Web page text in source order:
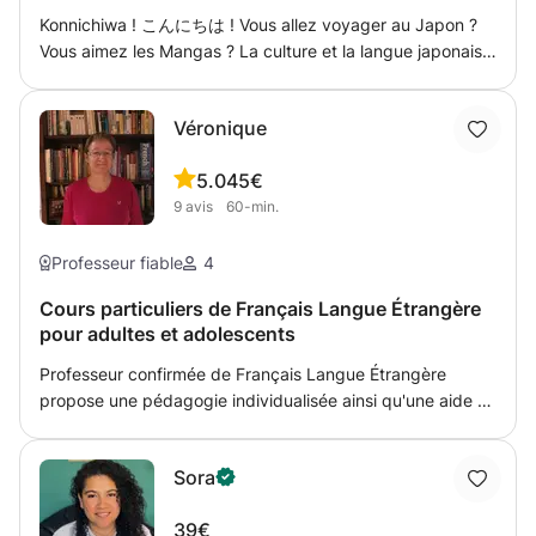
actuel et conformément à la demande générale qui se
veut quasi-unanime à ce sujet. ✓ En effet, hormis les
temps liés aux déplacements & à leurs imprévus, éco-
responsabilité, flexibilité horaire accrue...), la qualité de la
séance & de l'interaction restent identiques. De plus,
l'intégralité de l'échange, des notes et recommandations
est immédiatement retranscrit sur le tchat dédié. ✓ Pour
période durable/particulière et dans un esprit de
n'augmenteront pas après le début de nos séances. ✓
Langues:français/anglais. ✓ La progression suite à ces
séances privées est perceptible dès 1 à 2 séances
(*étude 2024). ✓ Comme d’autres personnes le font
l'année. CONTACT / PROGRAMME ✓ Programme à la
carte : évalué et adapté à chaque besoin.
la communication managériale correspond aux
interactions entre le management de l'entreprise et
son équipe. Ce cadre est en charge de transmettre les
informations et directives provenant des niveaux
hiérarchiques supérieurs, appuyer la communication
interne , distiller les messages liés à son propre
management pour obtenir l’engagement de son équipe, le
tout en transmettant un message avec efficacité. ➤ Cet
exercice peut donc se révéler délicat : c'est pourquoi il est
accompagné, non seulement pour être compris de son
entourage professionnel, mais également pour mener à
bien sa mission. ➤ Quoi communiquer ? Quand ? A qui ?
Ces questions trouveront une réponse dans la cohérence
des actions engagées. Une bonne communication
managériale aura ainsi pour but d'échanger / dialoguer
efficacement avec ses collaborateurs, maintenir un lien
étroit entre les différentes strates de l'entreprise, ramener
la relation humaine au cœur de l'entreprise, instaurer un
Konnichiwa ! こんにちは ! Vous allez voyager au Japon ?
Vous aimez les Mangas ? La culture et la langue japonaise
passer l'examen de JLPT ? Ou peut-être devez-vous
parler japonais dans le cadre du travail ? Mes cours sont
adaptables selon votre niveau et vos objectifs : -
Découverte de la culture et de la langue (grands
préparer les examens JLPT 1-5 - Besoins professionnels
(Japan Foundation) ou tout autre support souhaité.
Quelles que soient vos motivations et votre niveau, Maki
sensei est là pour vous aider ! (^o^)
Véronique
5.0
9 avis
45€
60-min.
Professeur fiable 4
Cours particuliers de Français Langue Étrangère
pour adultes et adolescents
Professeur confirmée de Français Langue Étrangère
propose une pédagogie individualisée ainsi qu'une aide à
tous les types de public et tous les niveaux.
Sora
39€